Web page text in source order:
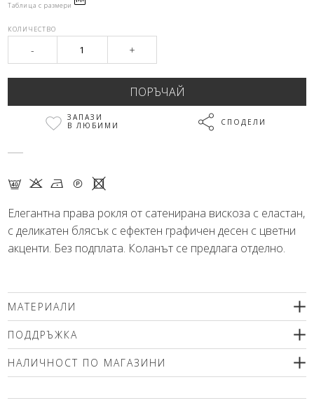
Таблица с размери
КОЛИЧЕСТВО
- +
ЗАПАЗИ
В ЛЮБИМИ
СПОДЕЛИ
F K N Q X
Елегантна права рокля от сатенирана вискоза с еластан,
с деликатен блясък с ефектен графичен десен с цветни
акценти. Без подплата. Коланът се предлага отделно.
МАТЕРИАЛИ
ПОДДРЪЖКА
центрофугиране или химическо чистене. Използвайте меки
шампоан за вълна! Гладете само от вътрешната страна!
НАЛИЧНОСТ ПО МАГАЗИНИ